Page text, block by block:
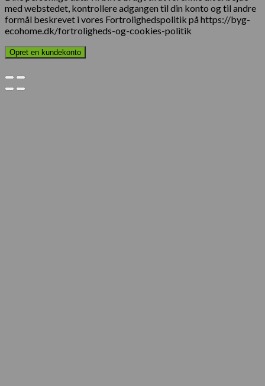
med webstedet, kontrollere adgangen til din konto og til andre
formål beskrevet i vores Fortrolighedspolitik på https://byg-
ecohome.dk/fortroligheds-og-cookies-politik
Opret en kundekonto